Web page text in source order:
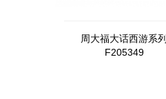
周大福大话西游系列
F205349